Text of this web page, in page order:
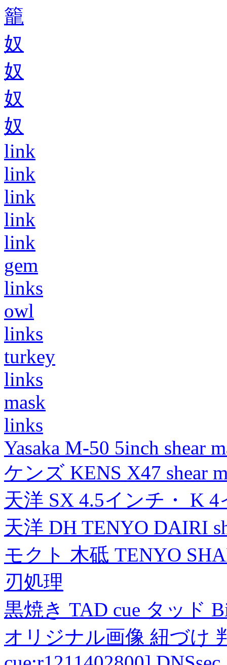
籠
奴
奴
奴
奴
link
link
link
link
link
gem
links
owl
links
turkey
links
mask
links
Yasaka M-50 5inch shear
ケンズ KENS X47 shear
天洋 SX 4.5インチ・ K
天洋 DH TENYO DAIRI
モクト 木砥 TENYO
刃処理
黒焼き TAD cue タッド
オリジナル画像 紐づけ